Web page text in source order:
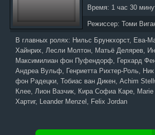
Время: 1 час 30
Режиссер: Томи
В главных ролях: Нильс Брункхорст, Ева-
Хайнрих, Лесли Молтон, Матьё Делярев,
Максимилиан фон Пуфендорф, Герхард
Андреа Вульф, Генриетта Рихтер-Роль,
фон Радецки, Тобиас ван Дикен, Achim
Клее, Лион Вазчик, Кира Софиа Каре,
Хартиг, Leander Menzel, Felix Jordan